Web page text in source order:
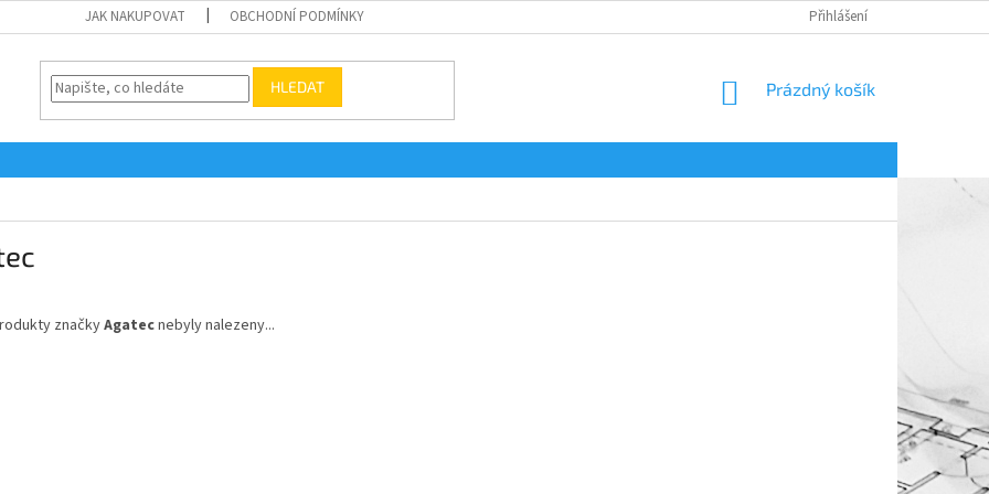
JAK NAKUPOVAT OBCHODNÍ PODMÍNKY Přihlášení
HLEDAT
NÁKUPNÍ
Prázdný košík
značkyAgatecnebyly nalezeny...